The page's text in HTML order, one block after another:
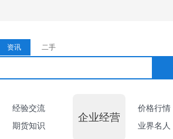
资讯 二手
经验交流
期货知识
企业经营
价格行情
业界名人